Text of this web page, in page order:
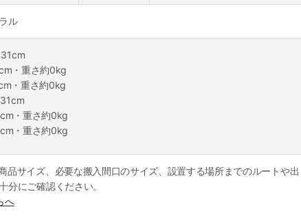
ル
・重さ約0kg
・重さ約0kg
・重さ約0kg
・重さ約0kg
品サイズ、必要な搬入間口のサイズ、設置する場所までのルートや出
分にご確認ください。
へ